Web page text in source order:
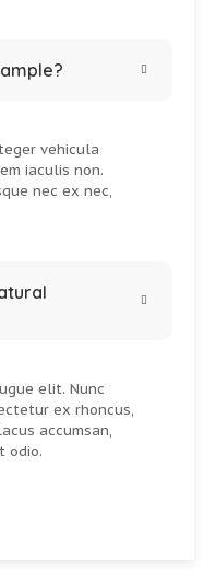
vehicula
iaculis non.
nec ex nec,
elit. Nunc
ex rhoncus,
accumsan,
odio.